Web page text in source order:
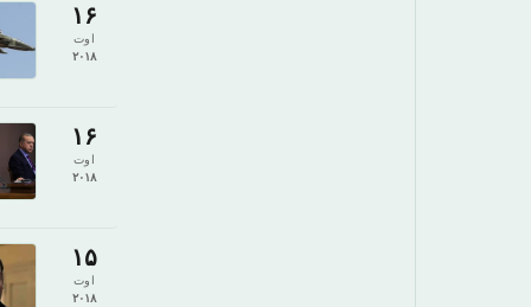
۱۶
اوت
۲۰۱۸
۱۶
اوت
۲۰۱۸
۱۵
اوت
۲۰۱۸